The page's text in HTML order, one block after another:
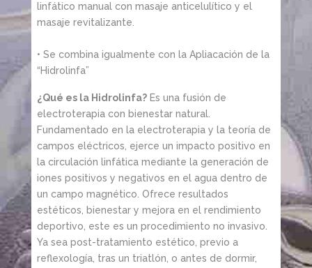
linfático manual con masaje anticelulítico y el
masaje revitalizante.
• Se combina igualmente con la Apliacación de la
“Hidrolinfa”
¿Qué es la Hidrolinfa?Es una fusión de
electroterapia con bienestar natural.
Fundamentado en la electroterapia y la teoría de
campos eléctricos, ejerce un impacto positivo en
la circulación linfática mediante la generación de
iones positivos y negativos en el agua dentro de
un campo magnético. Ofrece resultados
estéticos, bienestar y mejora en el rendimiento
deportivo, este es un procedimiento no invasivo.
Ya sea post-tratamiento estético, previo a
reflexología, tras un triatlón, o antes de dormir,